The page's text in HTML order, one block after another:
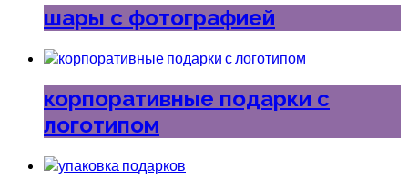
шары с фотографией
корпоративные подарки с
логотипом